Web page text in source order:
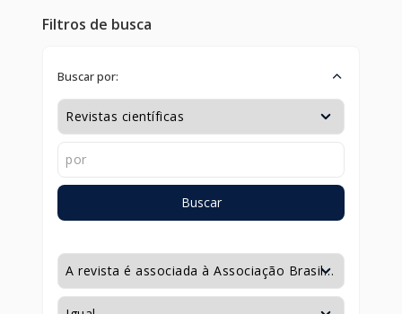
Filtros de busca
Buscar por:
Buscar